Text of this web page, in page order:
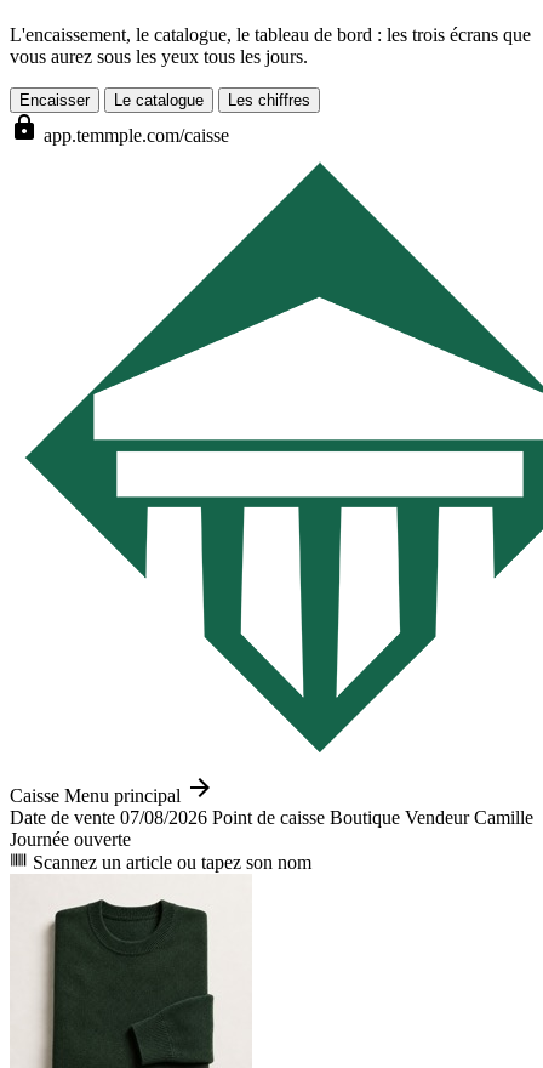
L'encaissement, le catalogue, le tableau de bord : les trois écrans que
vous aurez sous les yeux tous les jours.
Encaisser Le catalogue Les chiffres
lock app.temmple.com/caisse
Caisse Menu principal arrow_forward
Date de vente 07/08/2026 Point de caisse Boutique Vendeur Camille
Journée ouverte
Scannez un article ou tapez son nom